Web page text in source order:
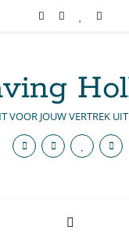
VOOR JOUW VERTREK